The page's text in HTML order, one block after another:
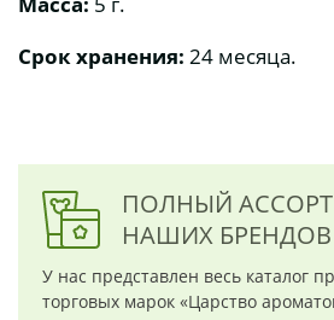
Срок хранения: 24 месяца.
ПОЛНЫЙ
НАШИХ БРЕНДОВ
У нас представлен весь каталог
торговых марок «Царство